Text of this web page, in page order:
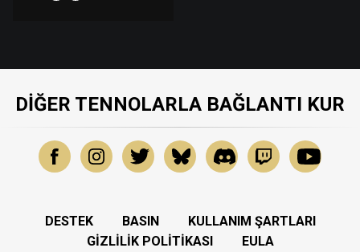
DIĞER TENNOLARLA BAĞLANTI KUR
DESTEK BASIN
KULLANIM ŞARTLARI
GIZLILIK POLITIKASI
EULA